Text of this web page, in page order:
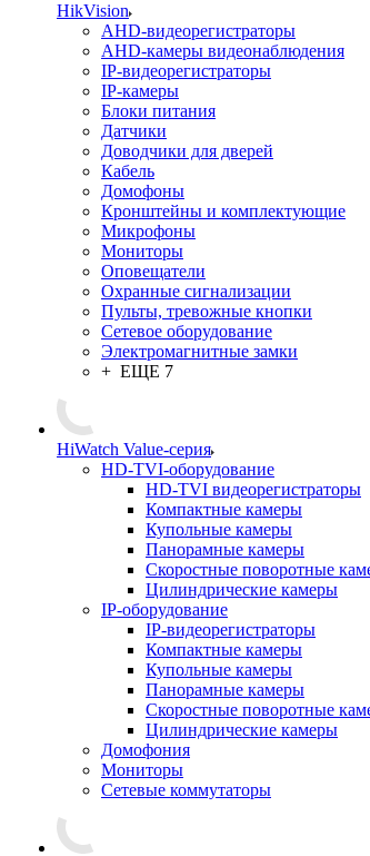
HikVision
AHD-видеорегистраторы
AHD-камеры видеонаблюдения
IP-видеорегистраторы
IP-камеры
Блоки питания
Датчики
Доводчики для дверей
Кабель
Домофоны
Кронштейны и комплектующие
Микрофоны
Мониторы
Оповещатели
Охранные сигнализации
Пульты, тревожные кнопки
Сетевое оборудование
Электромагнитные замки
+ ЕЩЕ 7
HiWatch Value-серия
HD-TVI-оборудование
HD-TVI видеорегистраторы
Компактные камеры
Купольные камеры
Панорамные камеры
Скоростные поворотные
Цилиндрические камеры
IP-оборудование
IP-видеорегистраторы
Компактные камеры
Купольные камеры
Панорамные камеры
Скоростные поворотные
Цилиндрические камеры
Домофония
Мониторы
Сетевые коммутаторы